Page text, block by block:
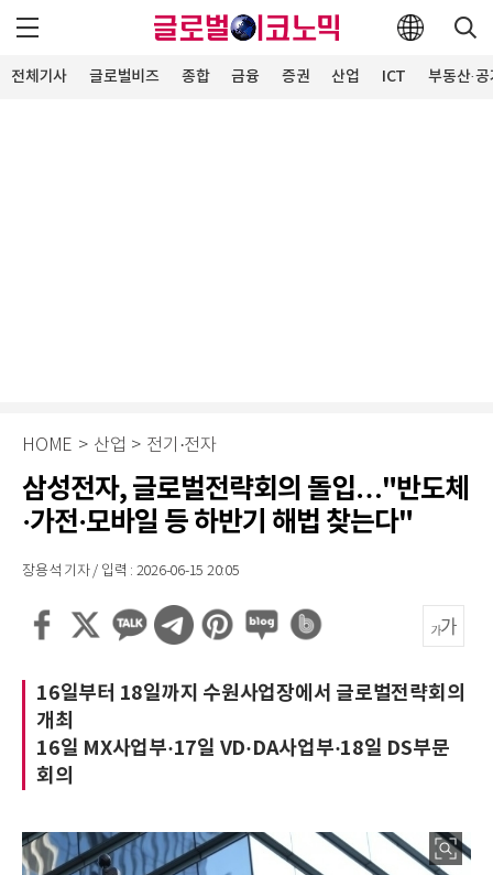
전체기사 글로벌비즈 종합 금융 증권 산업 ICT 부동산·
HOME > 산업 > 전기·전자
삼성전자, 글로벌전략회의 돌입…"반도체
·가전·모바일 등 하반기 해법 찾는다"
장용석 기자 / 입력 : 2026-06-15 20:05
16일부터 18일까지 수원사업장에서 글로벌전략회의
개최
16일 MX사업부·17일 VD·DA사업부·18일 DS부문
회의